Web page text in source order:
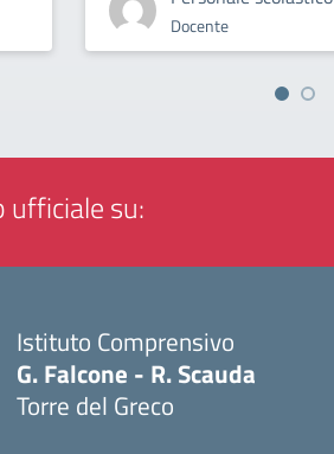
Docente
ufficiale su:
Istituto Comprensivo
G. Falcone - R. Scauda
Torre del Greco